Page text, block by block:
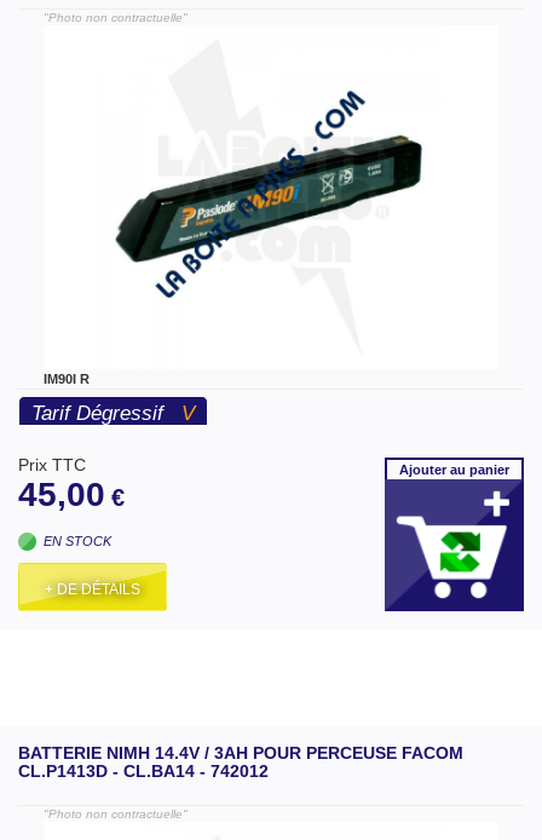
"Photo non contractuelle"
IM90I R
Tarif Dégressif V
Prix TTC
45,00 €
EN STOCK
+ DE DÉTAILS
Ajouterau panier
BATTERIE NIMH 14.4V / 3AH POUR PERCEUSE FACOM
CL.P1413D - CL.BA14 - 742012
"Photo non contractuelle"